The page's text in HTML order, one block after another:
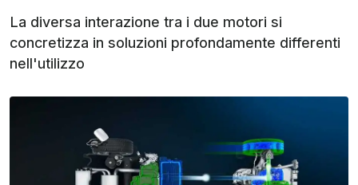
La diversa interazione tra i due motori si
concretizza in soluzioni profondamente differenti
nell'utilizzo